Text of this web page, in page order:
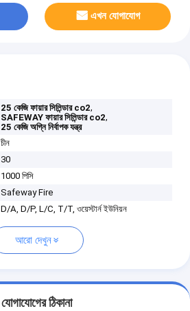
এখন যোগাযোগ
25 কেজি ফায়ার সিলিন্ডার co2,
SAFEWAY ফায়ার সিলিন্ডার co2,
25 কেজি অগ্নি নির্বাপক যন্ত্র
চীন
30
1000 পিসি
Safeway Fire
D/A, D/P, L/C, T/T, ওয়েস্টার্ন ইউনিয়ন
আরো দেখুন
যোগাযোগের ঠিকানা